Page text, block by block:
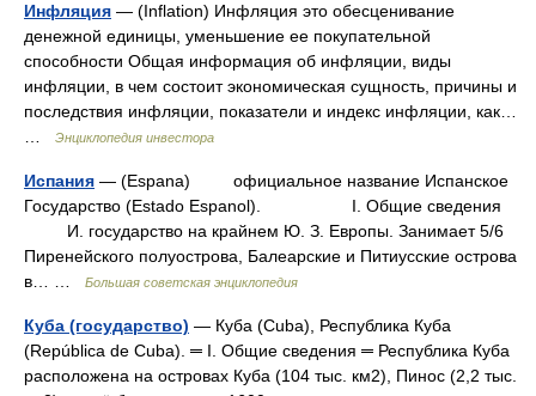
Инфляция — (Inflation) Инфляция это обесценивание
денежной единицы, уменьшение ее покупательной
способности Общая информация об инфляции, виды
инфляции, в чем состоит экономическая сущность, причины и
последствия инфляции, показатели и индекс инфляции, как…
Энциклопедия инвестора
Испания — (Espana) официальное название Испанское
Государство (Estado Espanol). I. Общие сведения
И. государство на крайнем Ю. З. Европы. Занимает 5/6
Пиренейского полуострова, Балеарские и Питиусские острова
в… …
Большая советская энциклопедия
Куба (государство) — Куба (Cuba), Республика Куба
(República de Cuba). ═ I. Общие сведения ═ Республика Куба
расположена на островах Куба (104 тыс. км2), Пинос (2,2 тыс.